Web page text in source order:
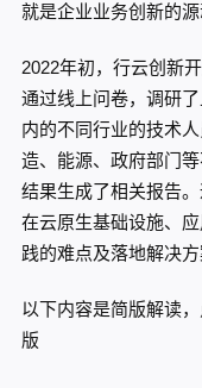
就是企业业务创新的源
2022年初，行云创新
通过线上问卷，调研
内的不同行业的技术
造、能源、政府部门
结果生成了相关报告
在云原生基础设施、
践的难点及落地解决
以下内容是简版解读
版